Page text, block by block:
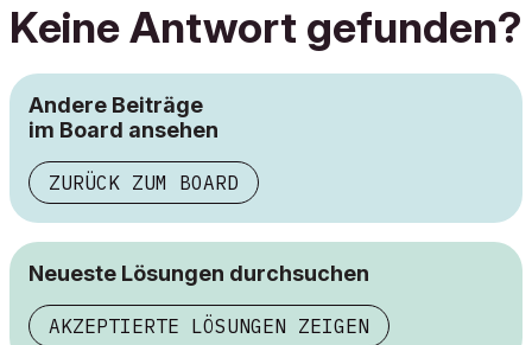
Keine Antwort gefunden?
Andere Beiträge
im Board ansehen
ZURÜCK ZUM BOARD
Neueste Lösungen durchsuchen
AKZEPTIERTE LÖSUNGEN ZEIGEN